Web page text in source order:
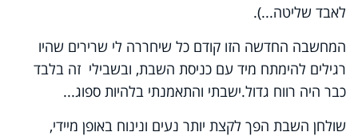
לאבד שליטה...).
המחשבה החדשה הזו קודם כל שיחררה לי שרירים שהיו
רגילים להימתח מיד עם כניסת השבת, ובשבילי זה בלבד
כבר היה רווח גדול.ישבתי והתאמנתי בלהיות ספוג...
שולחן השבת הפך לקצת יותר נעים ונינוח באופן מיידי,